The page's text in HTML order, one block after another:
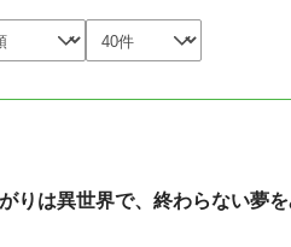
りは異世界で、終わらない夢